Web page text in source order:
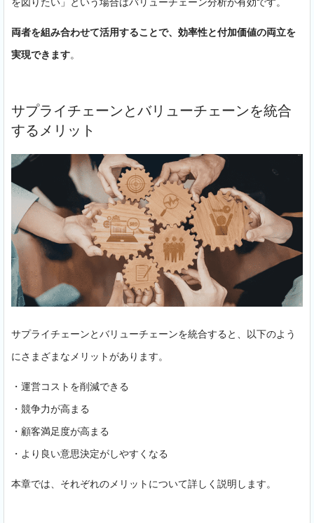
両者を組み合わせて活用することで、効率性と付加価値の両立を
実現できます。
サプライチェーンとバリューチェーンを統合
するメリット
サプライチェーンとバリューチェーンを統合すると、以下のよう
にさまざまなメリットがあります。
・運営コストを削減できる
・競争力が高まる
・顧客満足度が高まる
・より良い意思決定がしやすくなる
本章では、それぞれのメリットについて詳しく説明します。